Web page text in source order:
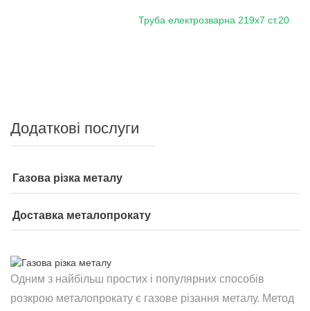
Труба електрозварна 219х7 ст.20
Додаткові послуги
Газова різка металу
Доставка металопрокату
Одним з найбільш простих і популярних способів
розкрою металопрокату є газове різання металу. Метод